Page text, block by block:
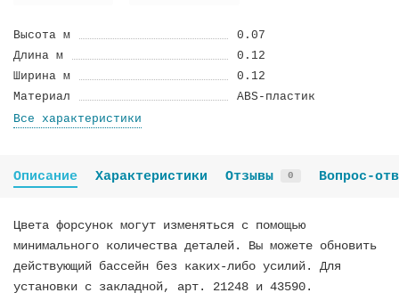
Высота м
0.07
Длина м
0.12
Ширина м
0.12
Материал
ABS-пластик
Все характеристики
Описание Характеристики Отзывы 0 Вопрос-
Цвета форсунок могут изменяться с помощью
минимального количества деталей. Вы можете обновить
действующий бассейн без каких-либо усилий. Для
установки с закладной, арт. 21248 и 43590.